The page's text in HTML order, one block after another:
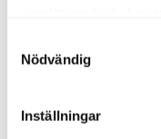
Nödvändig
Inställningar
AI visar0,11 av 1,0
och du bör